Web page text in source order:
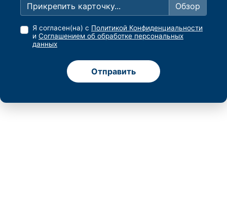
Прикрепить карточку...
Я согласен(на) с Политикой Конфиденциальности
и Соглашением об обработке персональных
данных
Отправить